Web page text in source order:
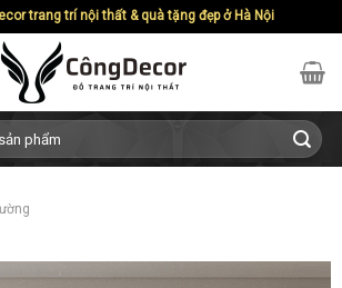
trang trí nội thất & quà tặng đẹp ở Hà Nội